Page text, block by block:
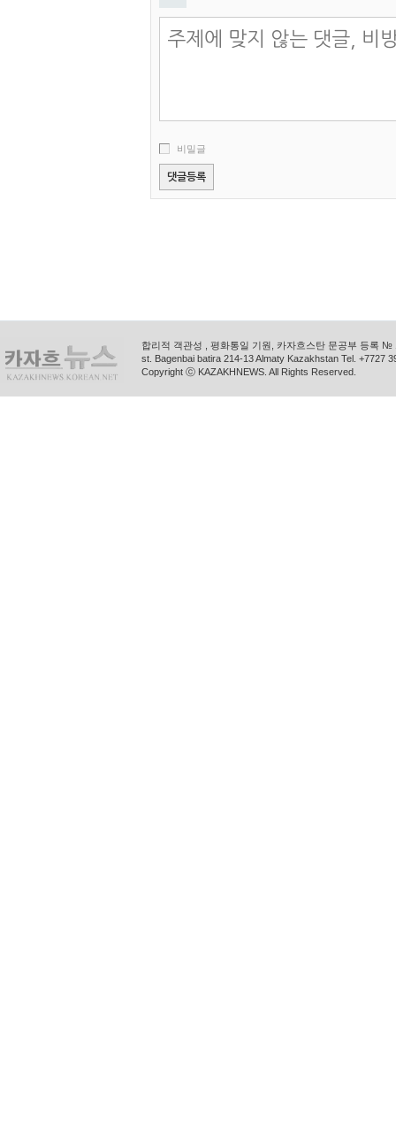
비밀글
합리적 객관성 , 평화통일 기원, 카자흐스탄 문공부 등록
st. Bagenbai batira 214-13 Almaty Kazakhstan Tel. +7727
Copyright ⓒ KAZAKHNEWS. All Rights Reserved.